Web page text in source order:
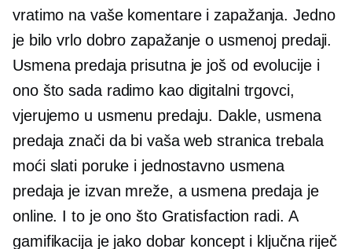
vratimo na vaše komentare i zapažanja. Jedno
je bilo vrlo dobro zapažanje o usmenoj predaji.
Usmena predaja prisutna je još od evolucije i
ono što sada radimo kao digitalni trgovci,
vjerujemo u usmenu predaju. Dakle, usmena
predaja znači da bi vaša web stranica trebala
moći slati poruke i jednostavno usmena
predaja je izvan mreže, a usmena predaja je
online. I to je ono što Gratisfaction radi. A
gamifikacija je jako dobar koncept i ključna riječ